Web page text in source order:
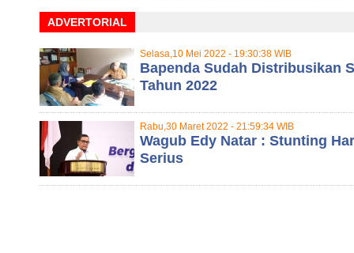
ADVERTORIAL
Selasa,10 Mei 2022 - 19:30:38 WIB
Bapenda Sudah Distribusikan
Tahun 2022
Rabu,30 Maret 2022 - 21:59:34 WIB
Wagub Edy Natar : Stunting
Serius